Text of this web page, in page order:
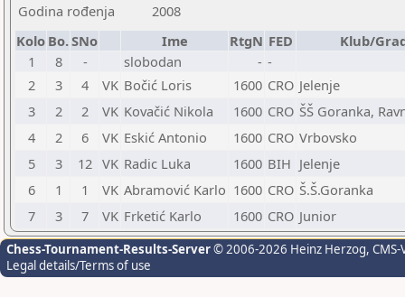
Godina rođenja
2008
Kolo Bo.SNo Ime RtgN FED
Klub/
1
8 - slobodan - -
2
3 4 VK Bočić Loris 1600 CRO Jelenje
3
2 2 VK Kovačić Nikola 1600 CRO ŠŠ Goranka,
4
2 6 VK Eskić Antonio 1600 CRO Vrbovsko
5
3 12 VK Radic Luka 1600 BIH Jelenje
6
1 1 VK Abramović Karlo 1600 CRO Š.Š.Goranka
7
3 7 VK Frketić Karlo 1600 CRO Junior
Chess-Tournament-Results-Server© 2006-2026 Heinz Herzog,
Legal details/Terms of use